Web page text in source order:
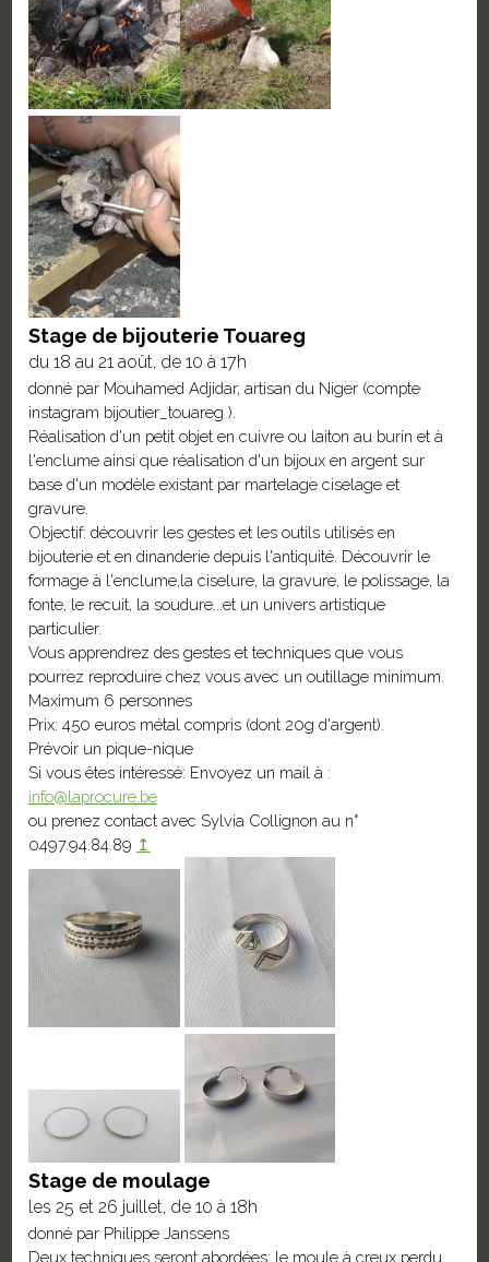
Stage de bijouterie Touareg
du 18 au 21 août, de 10 à 17h
donné par Mouhamed Adjidar, artisan du Niger (compte
instagram bijoutier_touareg ).
Réalisation d'un petit objet en cuivre ou laiton au burin et à
l'enclume ainsi que réalisation d'un bijoux en argent sur
base d'un modèle existant par martelage ciselage et
gravure.
Objectif: découvrir les gestes et les outils utilisés en
bijouterie et en dinanderie depuis l'antiquité. Découvrir le
formage à l'enclume,la ciselure, la gravure, le polissage, la
fonte, le recuit, la soudure...et un univers artistique
particulier.
Vous apprendrez des gestes et techniques que vous
pourrez reproduire chez vous avec un outillage minimum.
Maximum 6 personnes
Prix: 450 euros métal compris (dont 20g d'argent).
Prévoir un pique-nique
Si vous êtes intéressé: Envoyez un mail à :
info@laprocure.be
ou prenez contact avec Sylvia Collignon au n°
0497.94.84.89 ↥
Stage de moulage
les 25 et 26 juillet, de 10 à 18h
donné par Philippe Janssens
Deux techniques seront abordées: le moule à creux perdu